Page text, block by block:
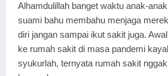
Alhamdulillah banget waktu anak-
suami bahu membahu menjaga
diri jangan sampai ikut sakit juga.
ke rumah sakit di masa pandemi
syukurlah, ternyata rumah sakit